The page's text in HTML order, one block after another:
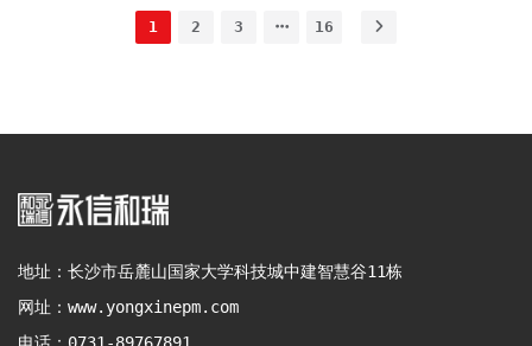
1 2 3 16
地址：长沙市岳麓山国家大学科技城中建智慧谷11栋
网址：www.yongxinepm.com
电话：0731-89767891